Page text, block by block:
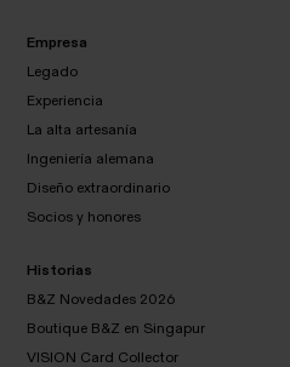
MASTER
Empresa
Legado
Legado
Experiencia
Experiencia
La alta artesanía
La alta
Ingeniería alemana
Ingeniería
Diseño extraordinario
Socios y honores
Socios y
honores
Historias
B&Z Novedades 2026
Boutique B&Z en Singapur
VISION Card Collector